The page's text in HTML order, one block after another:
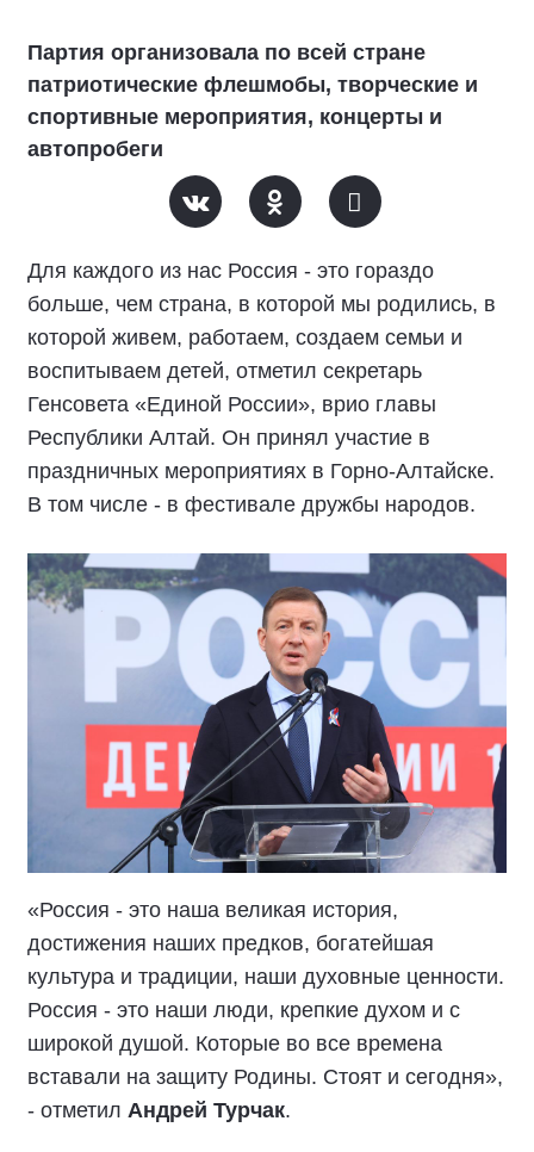
Партия организовала по всей стране
патриотические флешмобы, творческие и
спортивные мероприятия, концерты и
автопробеги
Для каждого из нас Россия - это гораздо
больше, чем страна, в которой мы родились, в
которой живем, работаем, создаем семьи и
воспитываем детей, отметил секретарь
Генсовета «Единой России», врио главы
Республики Алтай. Он принял участие в
праздничных мероприятиях в Горно-Алтайске.
В том числе - в фестивале дружбы народов.
«Россия - это наша великая история,
достижения наших предков, богатейшая
культура и традиции, наши духовные ценности.
Россия - это наши люди, крепкие духом и с
широкой душой. Которые во все времена
вставали на защиту Родины. Стоят и сегодня»,
- отметил Андрей Турчак.